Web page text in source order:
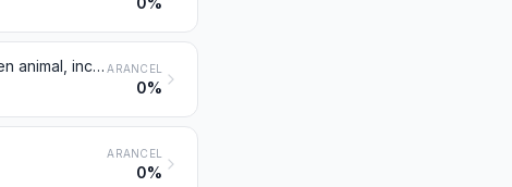
Carbón activado; materias minerales naturales activadas; negro de origen animal, incluido el agotado ARANCEL
0%
ARANCEL
0%